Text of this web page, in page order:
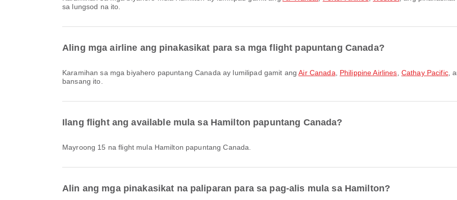
sa lungsod na ito.
Aling mga airline ang pinakasikat para sa mga flight papuntang Canada?
Karamihan sa mga biyahero papuntang Canada ay lumilipad gamit angAir Canada Philippine Airlines Cathay Pacific,
bansang ito.
Ilang flight ang available mula sa Hamilton papuntang Canada?
Mayroong 15 na flight mula Hamilton papuntang Canada.
Alin ang mga pinakasikat na paliparan para sa pag-alis mula sa Hamilton?